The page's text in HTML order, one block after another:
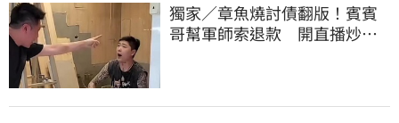
獨家／章魚燒討債翻版！賓賓
哥幫軍師索退款 開直播炒作